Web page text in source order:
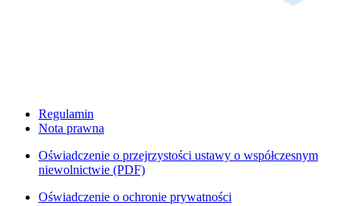
Regulamin
Nota prawna
Oświadczenie o przejrzystości ustawy o współczesnym
niewolnictwie (PDF)
Oświadczenie o ochronie prywatności